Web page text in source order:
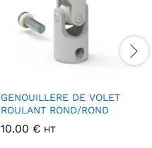
GENOUILLERE DE VOLET
ROULANT ROND/ROND
10.00 € HT